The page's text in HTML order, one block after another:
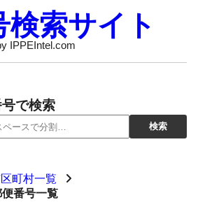
検索サイト
IPPEIntel.com
で検索
町村一覧
番号一覧